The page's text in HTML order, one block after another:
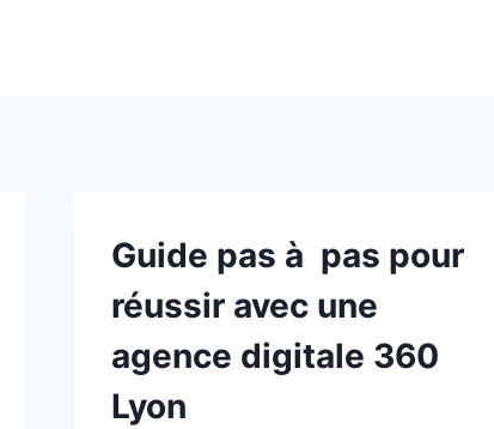
Guide pas à pas pour
réussir avec une
agence digitale 360
Lyon